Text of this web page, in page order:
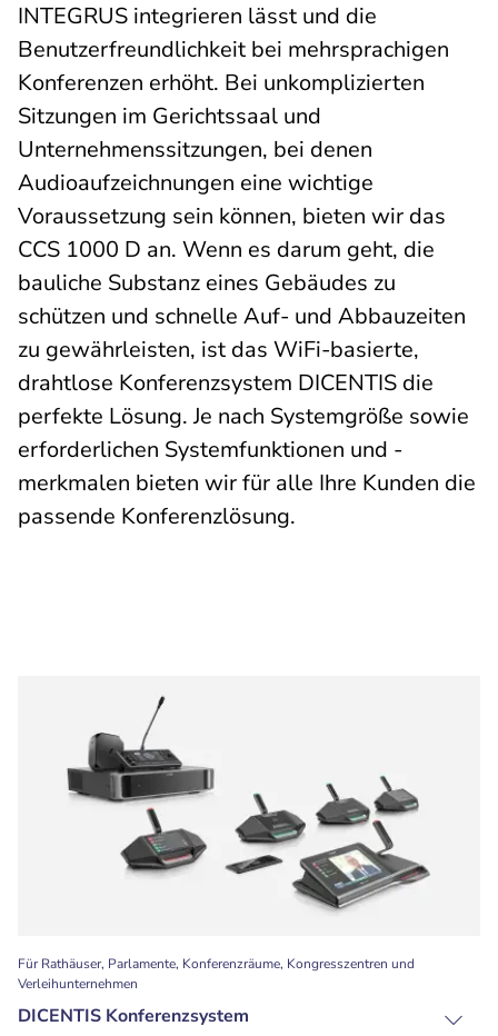
INTEGRUS integrieren lässt und die
Benutzerfreundlichkeit bei mehrsprachigen
Konferenzen erhöht. Bei unkomplizierten
Sitzungen im Gerichtssaal und
Unternehmenssitzungen, bei denen
Audioaufzeichnungen eine wichtige
Voraussetzung sein können, bieten wir das
CCS 1000 D an. Wenn es darum geht, die
bauliche Substanz eines Gebäudes zu
schützen und schnelle Auf- und Abbauzeiten
zu gewährleisten, ist das WiFi-basierte,
drahtlose Konferenzsystem DICENTIS die
perfekte Lösung. Je nach Systemgröße sowie
erforderlichen Systemfunktionen und -
merkmalen bieten wir für alle Ihre Kunden die
passende Konferenzlösung.
Für Rathäuser, Parlamente, Konferenzräume, Kongresszentren und
Verleihunternehmen
DICENTIS Konferenzsystem